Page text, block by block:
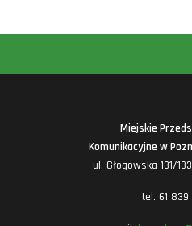
Miejskie
Komunikacyjne w
ul. Głogowska 131/
tel. 61